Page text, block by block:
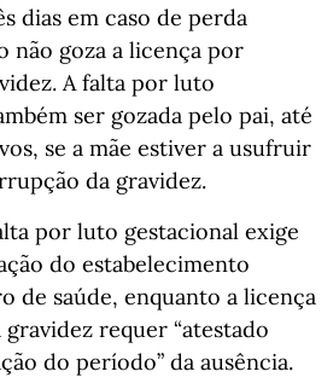
dias em caso de perda
não goza a licença por
A falta por luto
ser gozada pelo pai, até
se a mãe estiver a usufruir
da gravidez.
por luto gestacional exige
do estabelecimento
de saúde, enquanto a licença
requer “atestado
do período” da ausência.